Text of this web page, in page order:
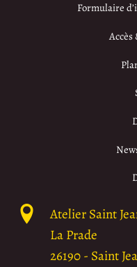
Formulaire
Atelier Saint
La Prade
26190- Saint